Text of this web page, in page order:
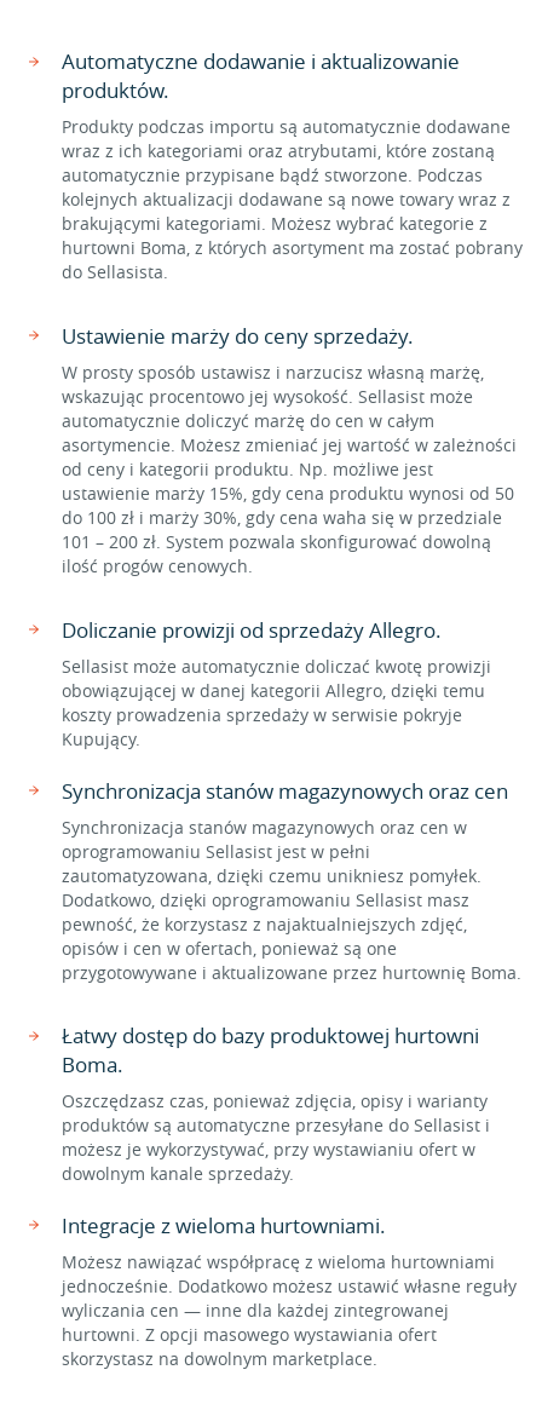
Automatyczne dodawanie i aktualizowanie
produktów.
Produkty podczas importu są automatycznie dodawane
wraz z ich kategoriami oraz atrybutami, które zostaną
automatycznie przypisane bądź stworzone. Podczas
kolejnych aktualizacji dodawane są nowe towary wraz z
brakującymi kategoriami. Możesz wybrać kategorie z
hurtowni Boma, z których asortyment ma zostać pobrany
do Sellasista.
Ustawienie marży do ceny sprzedaży.
W prosty sposób ustawisz i narzucisz własną marżę,
wskazując procentowo jej wysokość. Sellasist może
automatycznie doliczyć marżę do cen w całym
asortymencie. Możesz zmieniać jej wartość w zależności
od ceny i kategorii produktu. Np. możliwe jest
ustawienie marży 15%, gdy cena produktu wynosi od 50
do 100 zł i marży 30%, gdy cena waha się w przedziale
101 – 200 zł. System pozwala skonfigurować dowolną
ilość progów cenowych.
Doliczanie prowizji od sprzedaży Allegro.
Sellasist może automatycznie doliczać kwotę prowizji
obowiązującej w danej kategorii Allegro, dzięki temu
koszty prowadzenia sprzedaży w serwisie pokryje
Kupujący.
Synchronizacja stanów magazynowych oraz cen
Synchronizacja stanów magazynowych oraz cen w
oprogramowaniu Sellasist jest w pełni
zautomatyzowana, dzięki czemu unikniesz pomyłek.
Dodatkowo, dzięki oprogramowaniu Sellasist masz
pewność, że korzystasz z najaktualniejszych zdjęć,
opisów i cen w ofertach, ponieważ są one
przygotowywane i aktualizowane przez hurtownię Boma.
Łatwy dostęp do bazy produktowej hurtowni
Boma.
Oszczędzasz czas, ponieważ zdjęcia, opisy i warianty
produktów są automatyczne przesyłane do Sellasist i
możesz je wykorzystywać, przy wystawianiu ofert w
dowolnym kanale sprzedaży.
Integracje z wieloma hurtowniami.
Możesz nawiązać współpracę z wieloma hurtowniami
jednocześnie. Dodatkowo możesz ustawić własne reguły
wyliczania cen — inne dla każdej zintegrowanej
hurtowni. Z opcji masowego wystawiania ofert
skorzystasz na dowolnym marketplace.